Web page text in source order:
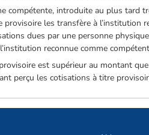
compétente, introduite au plus tard
les transfère à l’institution
dues par une personne
reconnue comme
est supérieur au montant
perçu les cotisations à titre